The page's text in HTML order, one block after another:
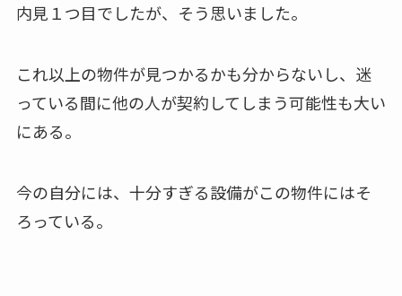
内見１つ目でしたが、そう思いました。
これ以上の物件が見つかるかも分からないし、迷
っている間に他の人が契約してしまう可能性も大い
にある。
今の自分には、十分すぎる設備がこの物件にはそ
ろっている。